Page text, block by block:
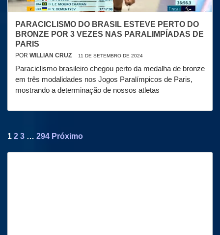
PARACICLISMO DO BRASIL ESTEVE PERTO DO
BRONZE POR 3 VEZES NAS PARALIMPÍADAS DE
PARIS
POR WILLIAN CRUZ 11 DE SETEMBRO DE 2024
Paraciclismo brasileiro chegou perto da medalha de bronze
em três modalidades nos Jogos Paralímpicos de Paris,
mostrando a determinação de nossos atletas
Paginação
de
1 2 3 … 294 Próximo